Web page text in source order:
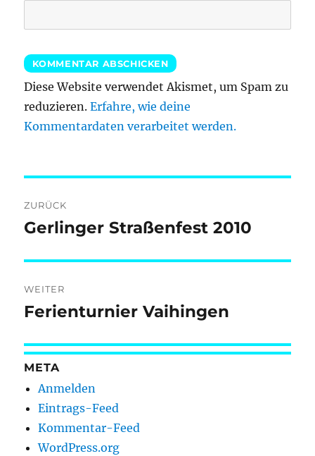
Diese Website verwendet Akismet, um Spam zu
reduzieren.Erfahre, wie deine
Kommentardaten verarbeitet werden.
ZURÜCK
Vorheriger
Gerlinger Straßenfest 2010
WEITER
Nächster
Ferienturnier Vaihingen
META
Anmelden
Eintrags-Feed
Kommentar-Feed
WordPress.org